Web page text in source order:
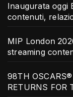
Inaugurata oggi
contenuti,
MIP London
streaming
98TH
RETURNS FOR